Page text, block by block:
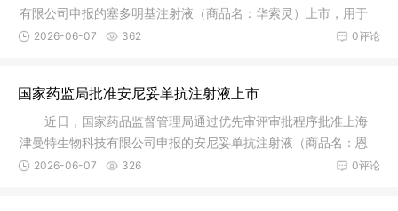
有限公司申报的塞多明基注射液（商品名：华索灵）上市，用于
治疗不适
0评论
2026-06-07 362
国家药监局批准安尼妥单抗注射液上市
近日，国家药品监督管理局通过优先审评审批程序批准上海
津曼特生物科技有限公司申报的安尼妥单抗注射液（商品名：恩
尼妥）上
0评论
2026-06-07 326